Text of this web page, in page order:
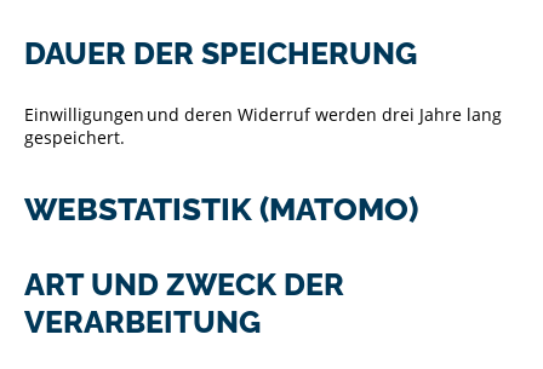
DAUER DER SPEICHERUNG
Einwilligungen und deren Widerruf werden drei Jahre lang
gespeichert.
WEBSTATISTIK (MATOMO)
ART UND ZWECK DER
VERARBEITUNG